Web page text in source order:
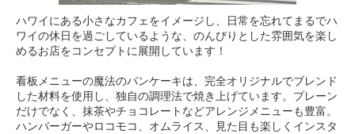
ハワイにある小さなカフェをイメージし、日常を忘れてまるでハ
ワイの休日を過ごしているような、のんびりとした雰囲気を楽し
めるお店をコンセプトに展開しています！
看板メニューの魔法のパンケーキは、完全オリジナルでブレンド
した材料を使用し、独自の調理法で焼き上げています。プレーン
だけでなく、抹茶やチョコレートなどアレンジメニューも豊富。
ハンバーガーやロコモコ、オムライス、見た目も楽しくインスタ